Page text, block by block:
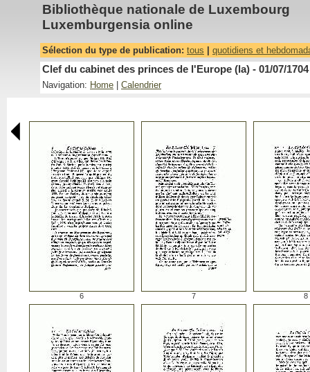
Bibliothèque nationale de Luxembourg
Luxemburgensia online
Sélection du type de publication: tous quotidiens et
Clef du cabinet des princes de l'Europe (la) - 01/07/1704
Navigation: Home Calendrier
6 7 8